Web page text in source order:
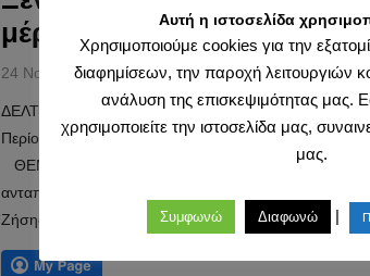
μέρος 2ο
24 Νοεμβρίου 2017 απόΕρανιστής στην
ΔΕΛΤΙΟ ΤΥΠΟΥ ΜΑΘΗΜΑΤΑ ΚΛΑΣΣΙΚΗΣ ΠΑΙΔΕΙΑΣ
Περίοδος (2017-2018) Μάθημα 8ο Τετάρτη 29
ΘΕΜΑ: Συνολική θεώρηση του Ξενοφώντα
ανταποκριτής, πολιτικός συγγραφέας, οικονομολόγος
Ζήσης Μητλιάγκας, Φιλόλογος Με τον Ξενοφώντα και
Αυτή η ιστοσελίδα
Χρησιμοποιούμε cookies για την
διαφημίσεων, την παροχή λειτουργιών
ανάλυση της επισκεψιμότητας μας.
χρησιμοποιείτε την ιστοσελίδα μας,
μας.
Συμφωνώ Διαφωνώ |